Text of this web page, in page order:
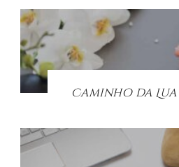
Caminho da Lua